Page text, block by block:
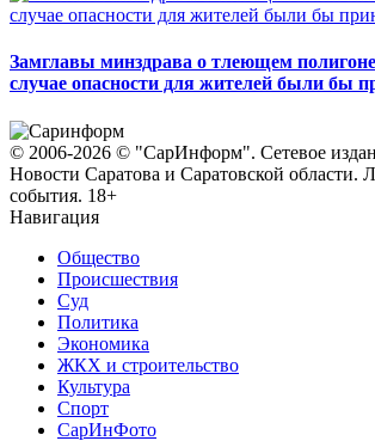
Замглавы минздрава о тлеющем
случае опасности для жителей были бы
© 2006-2026 © "СарИнформ". Сетевое
Новости Саратова и Саратовской области.
события. 18+
Навигация
Общество
Происшествия
Суд
Политика
Экономика
ЖКХ и строительство
Культура
Спорт
СарИнФото